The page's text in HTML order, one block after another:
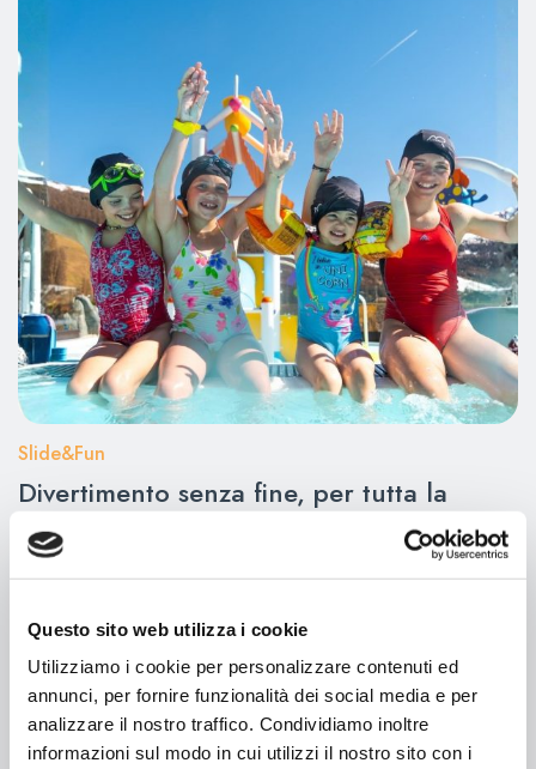
Questo sito web utilizza i cookie
Utilizziamo i cookie per personalizzare contenuti ed
annunci, per fornire funzionalità dei social media e per
analizzare il nostro traffico. Condividiamo inoltre
informazioni sul modo in cui utilizzi il nostro sito con i
Slide&Fun
Divertimento senza fine, per tutta la
famiglia
Scivoli adrenalinici, vasche per piccoli esploratori e
tante risate: è l’area perfetta per chi viaggia con i
bambini — e vuole divertirsi insieme a loro.
Scopri di più